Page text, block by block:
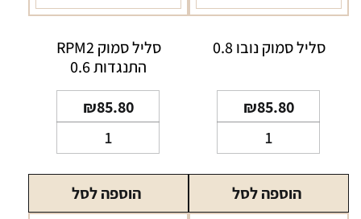
סליל סמוק נובו 0.8
₪85.80
של
סליל
סמוקהוספה לסל
סליל סמוק RPM2
התנגדות 0.6
₪85.80
של
סליל
סמוקהוספה לסל